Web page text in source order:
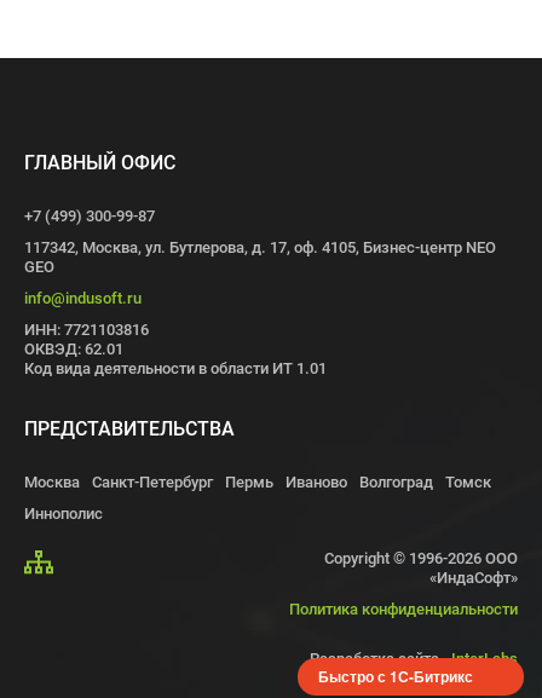
ГЛАВНЫЙ ОФИС
+7 (499) 300-99-87
117342, Москва, ул. Бутлерова, д. 17, оф. 4105, Бизнес-центр NEO
GEO
info@indusoft.ru
ИНН: 7721103816
ОКВЭД: 62.01
Код вида деятельности в области ИТ 1.01
ПРЕДСТАВИТЕЛЬСТВА
Москва Санкт-Петербург Пермь Иваново Волгоград
Томск
Иннополис
Copyright © 1996-2026 OOO
«ИндаСофт»
Политика конфиденциальности
Разработка сайта -InterLabs
Быстро с 1С-Битрикс